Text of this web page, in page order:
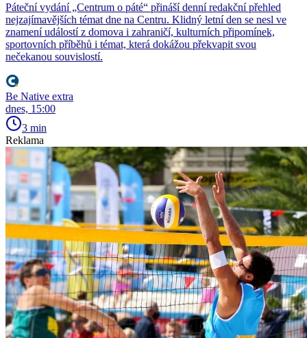
Páteční vydání „Centrum o páté“ přináší denní redakční přehled
nejzajímavějších témat dne na Centru. Klidný letní den se nesl ve
znamení událostí z domova i zahraničí, kulturních připomínek,
sportovních příběhů i témat, která dokážou překvapit svou
nečekanou souvislostí.
Be Native extra
dnes, 15:00
3 min
Reklama